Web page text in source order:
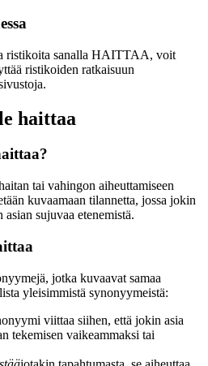
ristikoita sanalla HAITTAA, voit
ristikoiden ratkaisuun
haittaa
tai vahingon aiheuttamiseen
kuvaamaan tilannetta, jossa jokin
asian sujuvaa etenemistä.
jotka kuvaavat samaa
yleisimmistä synonyymeistä:
viittaa siihen, että jokin asia
tekemisen vaikeammaksi tai